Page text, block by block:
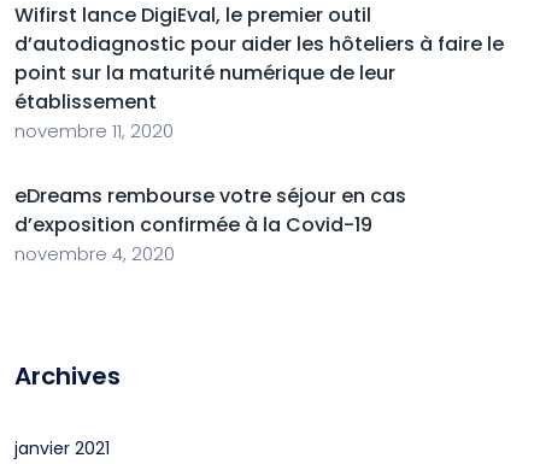
Wifirst lance DigiEval, le premier outil
d’autodiagnostic pour aider les hôteliers à faire le
point sur la maturité numérique de leur
établissement
novembre 11, 2020
eDreams rembourse votre séjour en cas
d’exposition confirmée à la Covid-19
novembre 4, 2020
Archives
janvier 2021